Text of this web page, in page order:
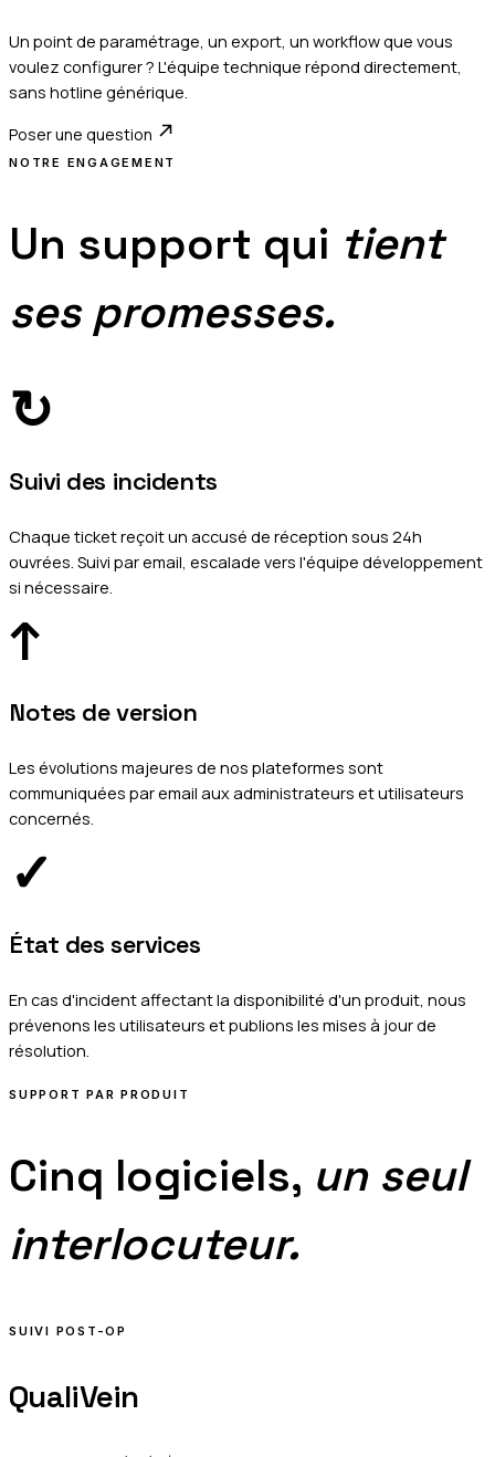
Un point de paramétrage, un export, un workflow que vous
voulez configurer ? L'équipe technique répond directement,
sans hotline générique.
Poser une question
NOTRE ENGAGEMENT
Un support qui tient
ses promesses.
↻
Suivi des incidents
Chaque ticket reçoit un accusé de réception sous 24h
ouvrées. Suivi par email, escalade vers l'équipe développement
si nécessaire.
↑
Notes de version
Les évolutions majeures de nos plateformes sont
communiquées par email aux administrateurs et utilisateurs
concernés.
✓
État des services
En cas d'incident affectant la disponibilité d'un produit, nous
prévenons les utilisateurs et publions les mises à jour de
résolution.
SUPPORT PAR PRODUIT
Cinq logiciels, un seul
interlocuteur.
SUIVI POST-OP
QualiVein